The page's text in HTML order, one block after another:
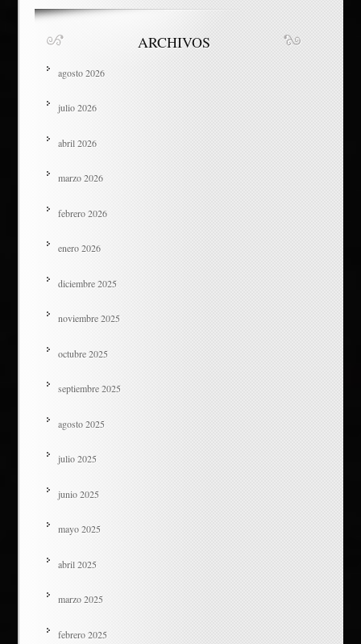
ARCHIVOS
agosto 2026
julio 2026
abril 2026
marzo 2026
febrero 2026
enero 2026
diciembre 2025
noviembre 2025
octubre 2025
septiembre 2025
agosto 2025
julio 2025
junio 2025
mayo 2025
abril 2025
marzo 2025
febrero 2025